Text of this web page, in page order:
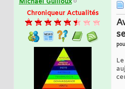
Michael Guilloux
Chroniqueur Actualités